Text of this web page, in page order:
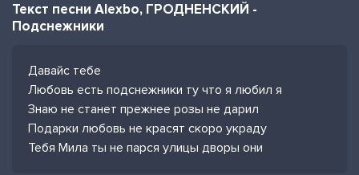
Текст песни Alexbo, ГРОДНЕНСКИЙ -
Подснежники
Давайс тебе
Любовь есть подснежники ту что я любил я
Знаю не станет прежнее розы не дарил
Подарки любовь не красят скоро украду
Тебя Мила ты не парся улицы дворы они